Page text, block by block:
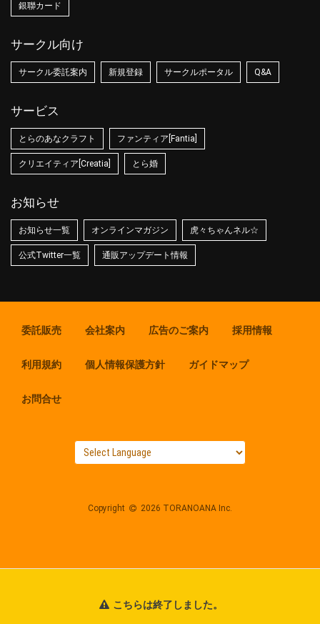
こちらは終了しました。
銀聯カード
サークル向け
サークル委託案内 新規登録 サークルポータル Q&A
サービス
とらのあなクラフト ファンティア[Fantia]
クリエイティア[Creatia] とら婚
お知らせ
お知らせ一覧 オンラインマガジン 虎々ちゃんネル☆
公式Twitter一覧 通販アップデート情報
委託販売 会社案内 広告のご案内 採用情報
利用規約 個人情報保護方針 ガイドマップ
お問合せ
Copyright 2026 TORANOANA Inc.